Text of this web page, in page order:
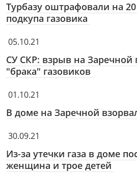
Турбазу оштрафовали на
подкупа газовика
05.10.21
СУ СКР: взрыв на Заречной
"брака" газовиков
01.10.21
В доме на Заречной
30.09.21
Из-за утечки газа в доме
женщина и трое детей